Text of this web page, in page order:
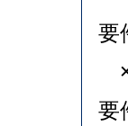
要
要